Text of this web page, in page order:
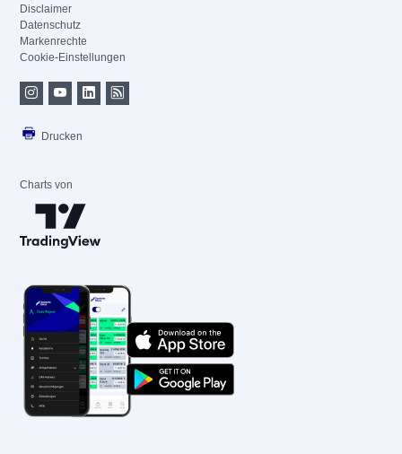
Disclaimer
Datenschutz
Markenrechte
Cookie-Einstellungen
Drucken
Charts von